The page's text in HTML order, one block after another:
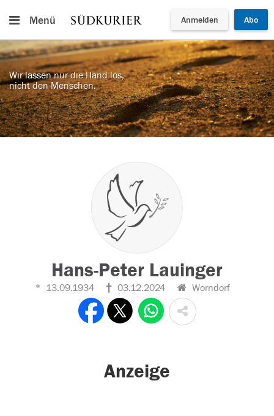
Menü Anmelden Abo
Wir lassen nur die Hand los,
nicht den Menschen.
Hans-Peter Lauinger
13.09.1934 03.12.2024 Worndorf
Anzeige